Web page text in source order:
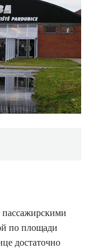
пассажирскими
по площади
достаточно